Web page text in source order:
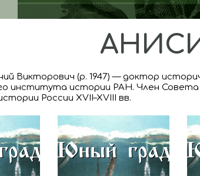
Викторович (р. 1947) — доктор
института истории РАН. Член
России XVII–XVIII вв.